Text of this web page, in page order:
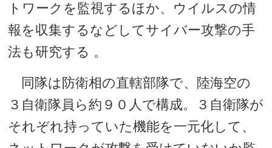
トワークを監視するほか、ウイルスの情
報を収集するなどしてサイバー攻撃の手
法も研究する 。
同隊は防衛相の直轄部隊で、陸海空の
３自衛隊員ら約９０人で構成。３自衛隊が
それぞれ持っていた機能を一元化して、